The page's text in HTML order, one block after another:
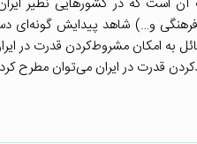
فرهنگی و…) شاهد پیدایش
مشروط‌کردن قدرت در ایران
قدرت در ایران می‌توان مطرح